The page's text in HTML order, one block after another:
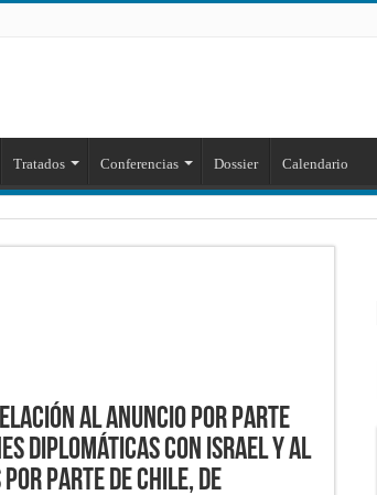
Tratados Conferencias Dossier Calendario
al anuncio por parte
diplomáticas con Israel y al
parte de Chile, de